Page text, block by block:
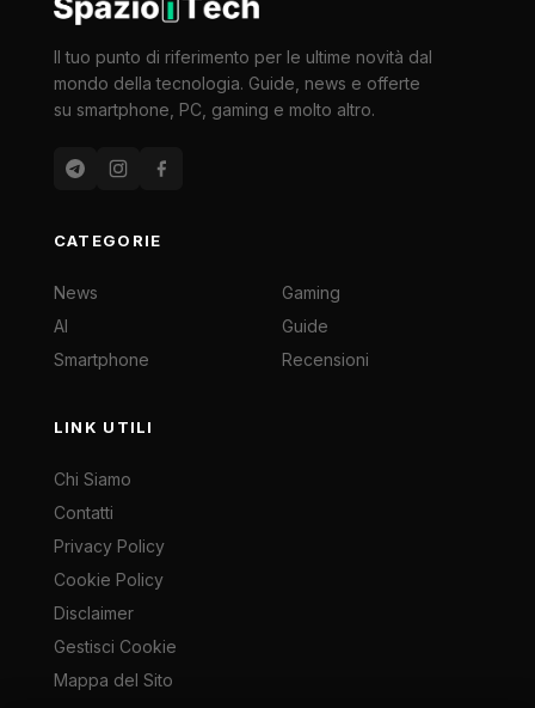
Il tuo punto di riferimento per le ultime novità dal
mondo della tecnologia. Guide, news e offerte
su smartphone, PC, gaming e molto altro.
CATEGORIE
News
AI
Smartphone
Gaming
Guide
Recensioni
LINK UTILI
Chi Siamo
Contatti
Privacy Policy
Cookie Policy
Disclaimer
Gestisci Cookie
Mappa del Sito